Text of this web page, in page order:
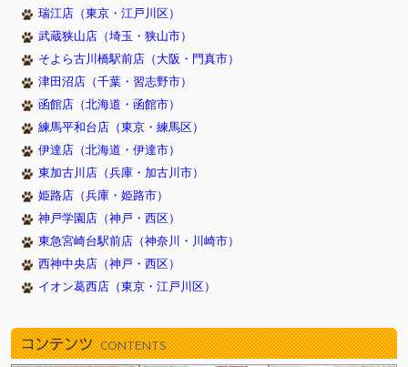
瑞江店（東京・江戸川区）
武蔵狭山店（埼玉・狭山市）
そよら古川橋駅前店（大阪・門真市）
津田沼店（千葉・習志野市）
函館店（北海道・函館市）
練馬平和台店（東京・練馬区）
伊達店（北海道・伊達市）
東加古川店（兵庫・加古川市）
姫路店（兵庫・姫路市）
神戸学園店（神戸・西区）
東急宮崎台駅前店（神奈川・川崎市）
西神中央店（神戸・西区）
イオン葛西店（東京・江戸川区）
コンテンツ CONTENTS